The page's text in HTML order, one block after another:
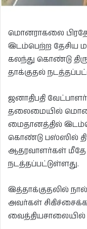
மொனராகலை
இடம்பெற்ற தேசிய
கலந்து கொண்டு
தாக்குதல்
ஜனாதிபதி
தலைமையில்
மைதானத்தில்
கொண்டு பஸ்ஸில்
ஆதரவாளர்கள் மீதே
நடத்தப்பட்டுள்ளது.
இத்தாக்குதலில்
அவர்கள்
வைத்தியசாலையில்